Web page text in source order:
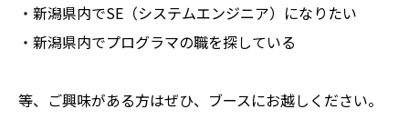
・新潟県内でSE（システムエンジニア）になりたい
・新潟県内でプログラマの職を探している
等、ご興味がある方はぜひ、ブースにお越しください。